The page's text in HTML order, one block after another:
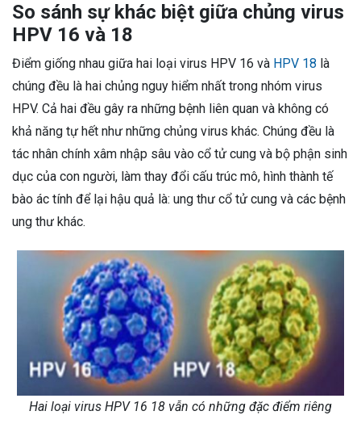
So sánh sự khác biệt giữa chủng virus
HPV 16 và 18
Điểm giống nhau giữa hai loại virus HPV 16 và HPV 18 là
chúng đều là hai chủng nguy hiểm nhất trong nhóm virus
HPV. Cả hai đều gây ra những bệnh liên quan và không có
khả năng tự hết như những chủng virus khác. Chúng đều là
tác nhân chính xâm nhập sâu vào cổ tử cung và bộ phận sinh
dục của con người, làm thay đổi cấu trúc mô, hình thành tế
bào ác tính để lại hậu quả là: ung thư cổ tử cung và các bệnh
ung thư khác.
Hai loại virus HPV 16 18 vẫn có những đặc điểm riêng